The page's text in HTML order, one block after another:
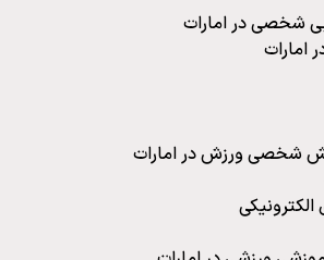
شخصی در امارات
امارات
شخصی ورزش در امارات